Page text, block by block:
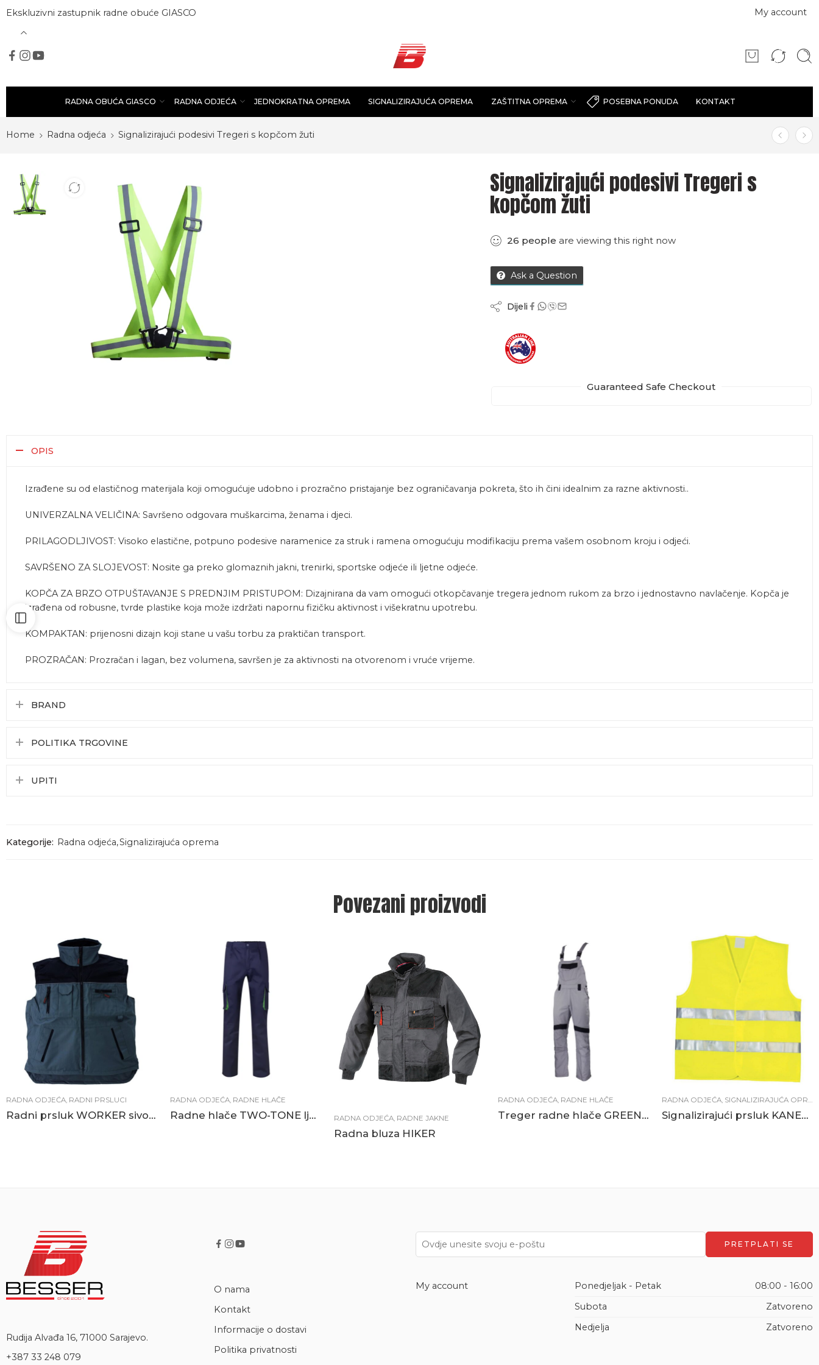
Ekskluzivni zastupnik radne obuće GIASCO My account
RADNA OBUĆA GIASCO RADNA ODJEĆA JEDNOKRATNA OPREMA SIGNALIZIRAJUĆA OPREMA ZAŠTITNA OPREMA POSEBNA PONUDA KONTAKT
Home Radna odjeća Signalizirajući podesivi Tregeri s kopčom žuti
Signalizirajući podesivi Tregeri s
kopčom žuti
26 people are viewing this right now
Ask a Question
Dijeli
Guaranteed Safe Checkout
OPIS
Izrađene su od elastičnog materijala koji omogućuje udobno i prozračno pristajanje bez ograničavanja pokreta, što ih čini idealnim za razne aktivnosti..
UNIVERZALNA VELIČINA: Savršeno odgovara muškarcima, ženama i djeci.
PRILAGODLJIVOST: Visoko elastične, potpuno podesive naramenice za struk i ramena omogućuju modifikaciju prema vašem osobnom kroju i odjeći.
SAVRŠENO ZA SLOJEVOST: Nosite ga preko glomaznih jakni, trenirki, sportske odjeće ili ljetne odjeće.
KOPČA ZA BRZO OTPUŠTAVANJE S PREDNJIM PRISTUPOM: Dizajnirana da vam omogući otkopčavanje tregera jednom rukom za brzo i jednostavno navlačenje. Kopča je
izrađena od robusne, tvrde plastike koja može izdržati napornu fizičku aktivnost i višekratnu upotrebu.
KOMPAKTAN: prijenosni dizajn koji stane u vašu torbu za praktičan transport.
PROZRAČAN: Prozračan i lagan, bez volumena, savršen je za aktivnosti na otvorenom i vruće vrijeme.
BRAND
POLITIKA TRGOVINE
UPITI
Kategorije: Radna odjeća,Signalizirajuća oprema
Povezani proizvodi
RADNA ODJEĆA RADNI PRSLUCI
Radni prsluk WORKER sivo-crni
RADNA ODJEĆA RADNE HLAČE
Radne hlače TWO-TONE ljetne plave RADNA ODJEĆA, RADNE JAKNE
Radna bluza HIKER
RADNA ODJEĆA RADNE HLAČE
Treger radne hlače GREENLAND sivo-crne
RADNA ODJEĆA SIGNALIZIRAJUĆA OPREMA
Signalizirajući prsluk KANES žuti
Rudija Alvađa 16, 71000 Sarajevo.
+387 33 248 079
O nama
Kontakt
Informacije o dostavi
Politika privatnosti
My account Ponedjeljak - Petak
08:00 - 16:00
Subota
Zatvoreno
Nedjelja
Zatvoreno